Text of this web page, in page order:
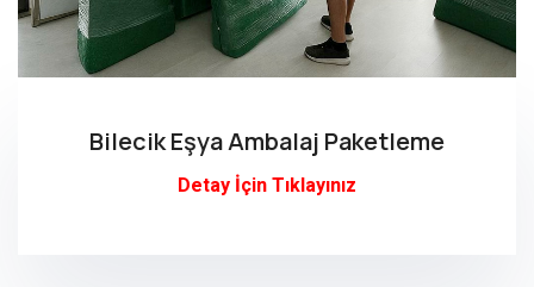
Bilecik Eşya Ambalaj Paketleme
Detay İçin Tıklayınız